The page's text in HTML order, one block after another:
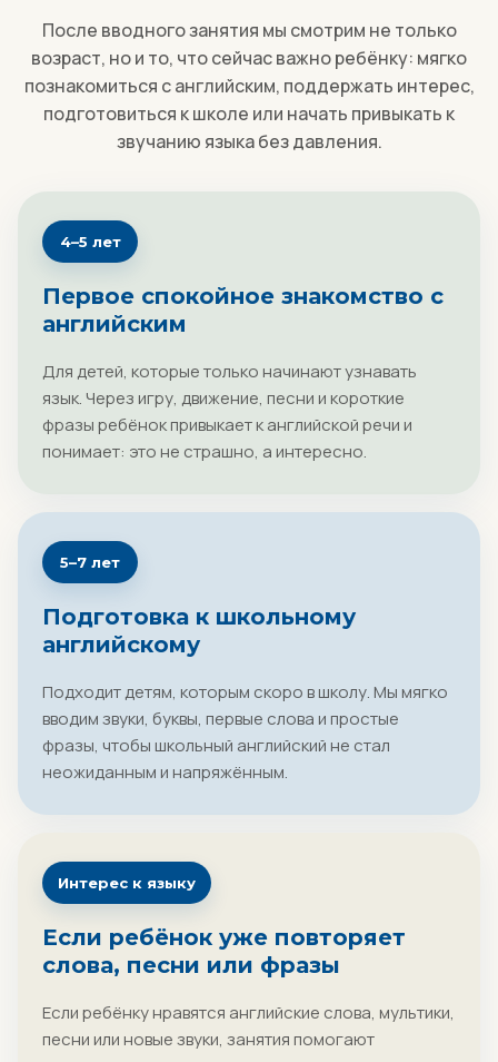
После вводного занятия мы смотрим не только
возраст, но и то, что сейчас важно ребёнку: мягко
познакомиться с английским, поддержать интерес,
подготовиться к школе или начать привыкать к
звучанию языка без давления.
4–5 лет
Первое спокойное знакомство с
английским
Для детей, которые только начинают узнавать
язык. Через игру, движение, песни и короткие
фразы ребёнок привыкает к английской речи и
понимает: это не страшно, а интересно.
5–7 лет
Подготовка к школьному
английскому
Подходит детям, которым скоро в школу. Мы мягко
вводим звуки, буквы, первые слова и простые
фразы, чтобы школьный английский не стал
неожиданным и напряжённым.
Интерес к языку
Если ребёнок уже повторяет
слова, песни или фразы
Если ребёнку нравятся английские слова, мультики,
песни или новые звуки, занятия помогают